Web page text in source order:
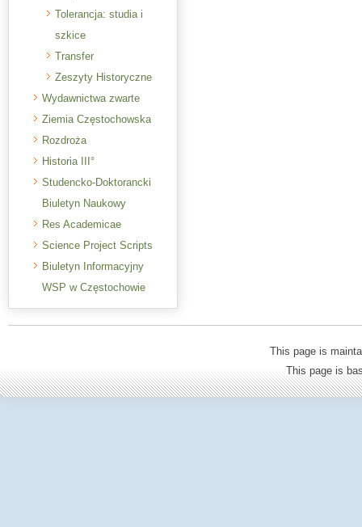
Tolerancja: studia i
szkice
Transfer
Zeszyty Historyczne
Wydawnictwa zwarte
Ziemia Częstochowska
Rozdroża
Historia III°
Studencko-Doktorancki
Biuletyn Naukowy
Res Academicae
Science Project Scripts
Biuletyn Informacyjny
WSP w Częstochowie
This page is
This page is